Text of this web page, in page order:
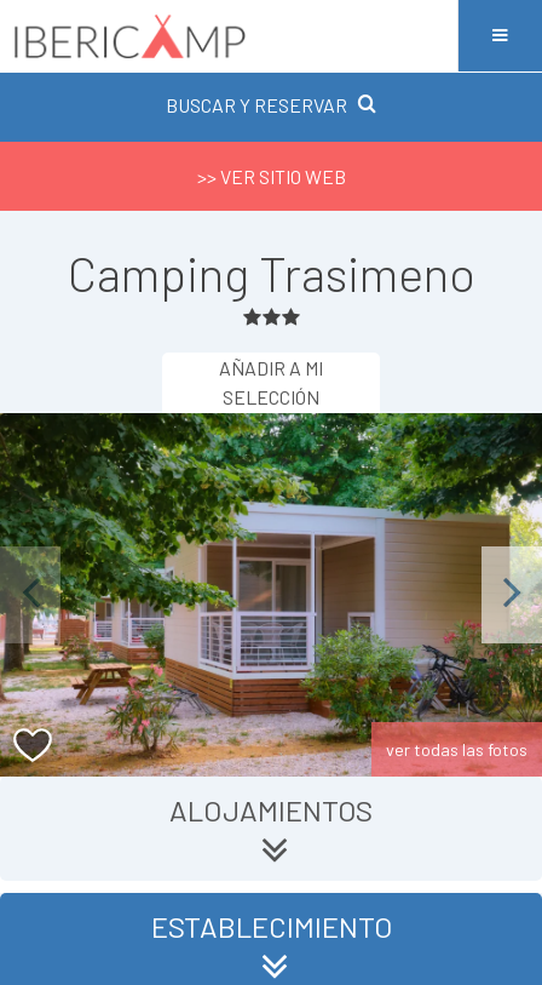
BUSCAR Y RESERVAR
>> VER SITIO WEB
Camping Trasimeno
AÑADIR A MI
SELECCIÓN
Next
ver todas las fotos
ALOJAMIENTOS
ESTABLECIMIENTO